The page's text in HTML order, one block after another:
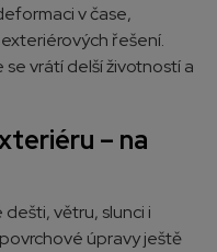
v čase,
řešení.
vrátí delší životností a
– na
větru, slunci i
úpravy ještě